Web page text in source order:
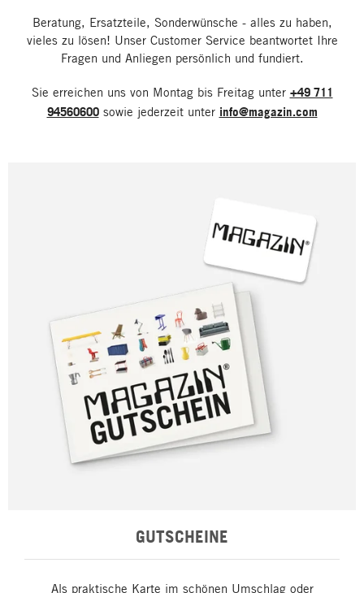
Beratung, Ersatzteile, Sonderwünsche - alles zu haben,
vieles zu lösen! Unser Customer Service beantwortet Ihre
Fragen und Anliegen persönlich und fundiert.
Sie erreichen uns von Montag bis Freitag unter +49 711
94560600sowie jederzeit unter info@magazin.com
GUTSCHEINE
Als praktische Karte im schönen Umschlag oder